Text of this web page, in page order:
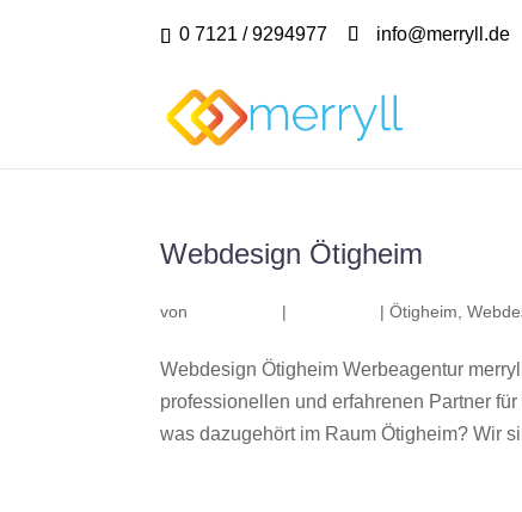
0 7121 / 9294977 info@merryll.de
Webdesign Ötigheim
von | |Ötigheim ,
Webdesign Ötigheim Werbeagentur
professionellen und erfahrenen Partner
was dazugehört im Raum Ötigheim? Wir